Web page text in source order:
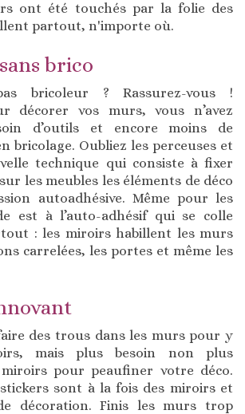
ont été touchés par la folie des
partout, n'importe où.
brico
bricoleur ? Rassurez-vous !
décorer vos murs, vous n’avez
d’outils et encore moins de
bricolage. Oubliez les perceuses et
technique qui consiste à fixer
les meubles les éléments de déco
autoadhésive. Même pour les
est à l’auto-adhésif qui se colle
: les miroirs habillent les murs
carrelées, les portes et même les
des trous dans les murs pour y
mais plus besoin non plus
miroirs pour peaufiner votre déco.
sont à la fois des miroirs et
décoration. Finis les murs trop